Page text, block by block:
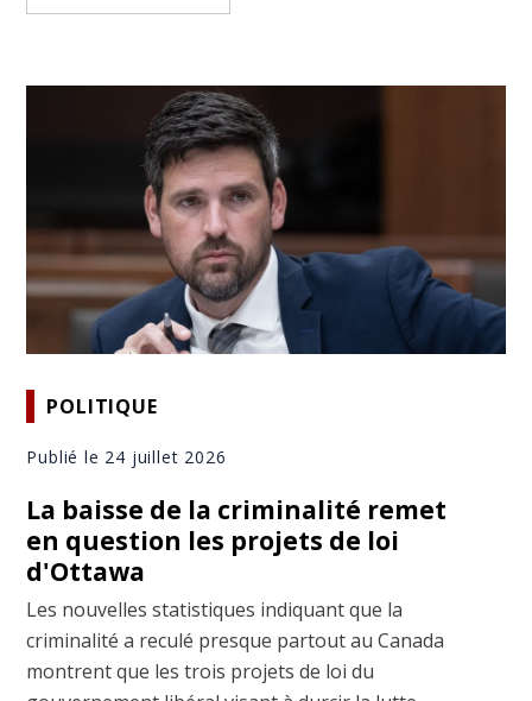
POLITIQUE
Publié le 24 juillet 2026
La baisse de la criminalité remet
en question les projets de loi
d'Ottawa
Les nouvelles statistiques indiquant que la
criminalité a reculé presque partout au Canada
montrent que les trois projets de loi du